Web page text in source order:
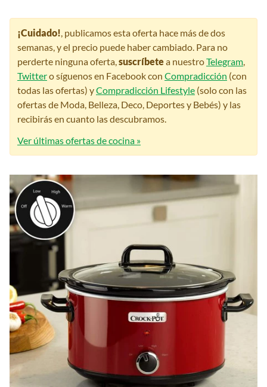
¡Cuidado! , publicamos esta oferta hace más de dos
semanas, y el precio puede haber cambiado. Para no
perderte ninguna oferta, suscríbetea nuestroTelegram
Twittero síguenos en Facebook con Compradicción (con
todas las ofertas) yCompradicción Lifestyle (solo con las
ofertas de Moda, Belleza, Deco, Deportes y Bebés) y las
recibirás en cuanto las descubramos.
Ver últimas ofertas de cocina »